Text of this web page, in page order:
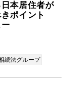
本居住者が
きポイント
続法グループ